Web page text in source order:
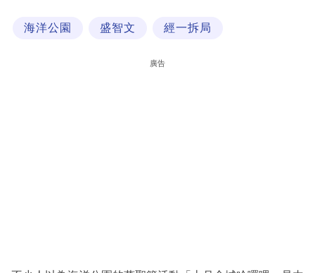
海洋公園 盛智文 經一拆局
廣告